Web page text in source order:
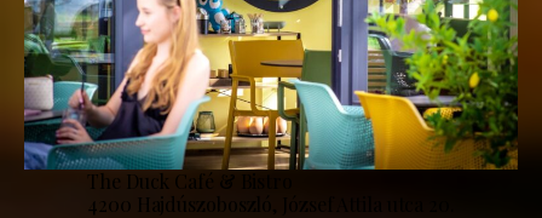
The Duck Café & Bistro
4200 Hajdúszoboszló, József Attila utca 20.